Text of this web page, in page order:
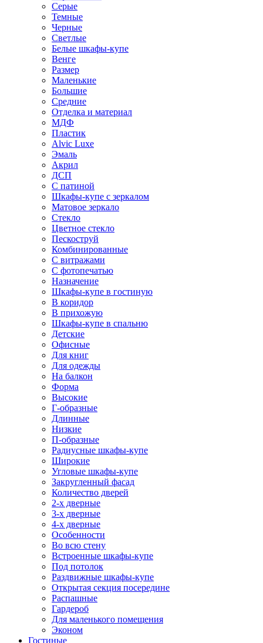
Серые
Темные
Черные
Светлые
Белые шкафы-купе
Венге
Размер
Маленькие
Большие
Средние
Отделка и материал
МДФ
Пластик
Alvic Luxe
Эмаль
Акрил
ДСП
С патиной
Шкафы-купе с зеркалом
Матовое зеркало
Стекло
Цветное стекло
Пескоструй
Комбинированные
С витражами
С фотопечатью
Назначение
Шкафы-купе в гостиную
В коридор
В прихожую
Шкафы-купе в спальню
Детские
Офисные
Для книг
Для одежды
На балкон
Форма
Высокие
Г-образные
Длинные
Низкие
П-образные
Радиусные шкафы-купе
Широкие
Угловые шкафы-купе
Закругленный фасад
Количество дверей
2-х дверные
3-х дверные
4-х дверные
Особенности
Во всю стену
Встроенные шкафы-купе
Под потолок
Раздвижные шкафы-купе
Открытая секция посередине
Распашные
Гардероб
Для маленького помещения
Эконом
Гостиные